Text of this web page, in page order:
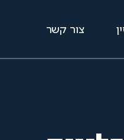
צור קשר